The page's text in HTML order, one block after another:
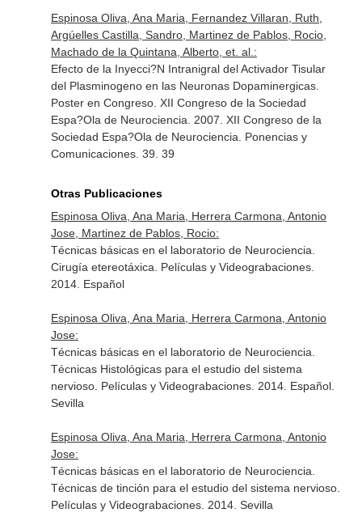
Espinosa Oliva, Ana Maria, Fernandez Villaran, Ruth,
Argúelles Castilla, Sandro, Martinez de Pablos, Rocio,
Machado de la Quintana, Alberto, et. al.:
Efecto de la Inyecci?N Intranigral del Activador Tisular
del Plasminogeno en las Neuronas Dopaminergicas.
Poster en Congreso. XII Congreso de la Sociedad
Espa?Ola de Neurociencia. 2007. XII Congreso de la
Sociedad Espa?Ola de Neurociencia. Ponencias y
Comunicaciones. 39. 39
Otras Publicaciones
Espinosa Oliva, Ana Maria, Herrera Carmona, Antonio
Jose, Martinez de Pablos, Rocio:
Técnicas básicas en el laboratorio de Neurociencia.
Cirugía etereotáxica. Películas y Videograbaciones.
2014. Español
Espinosa Oliva, Ana Maria, Herrera Carmona, Antonio
Jose:
Técnicas básicas en el laboratorio de Neurociencia.
Técnicas Histológicas para el estudio del sistema
nervioso. Películas y Videograbaciones. 2014. Español.
Sevilla
Espinosa Oliva, Ana Maria, Herrera Carmona, Antonio
Jose:
Técnicas básicas en el laboratorio de Neurociencia.
Técnicas de tinción para el estudio del sistema nervioso.
Películas y Videograbaciones. 2014. Sevilla